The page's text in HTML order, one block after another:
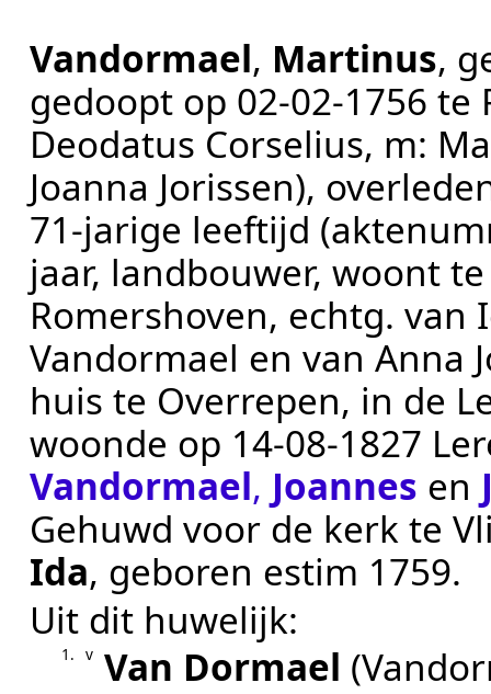
Vandormael, Martinus,
gedoopt op 02‑02‑1756 te
Deodatus Corselius, m:
Joanna Jorissen),
71-jarige leeftijd
jaar, landbouwer, woont
Romershoven, echtg. van
Vandormael en van Anna
huis te Overrepen, in de
woonde op 14‑08‑1827
Vandormael, Joannes en
Gehuwd voor de kerk te
Ida, geboren estim 1759.
Uit dit huwelijk:
1. v Van Dormael